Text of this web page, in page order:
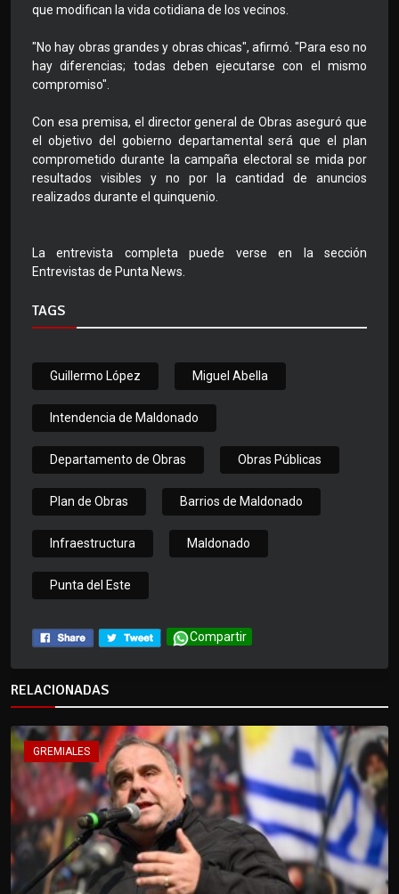
que modifican la vida cotidiana de los vecinos.
"No hay obras grandes y obras chicas", afirmó. "Para eso no
hay diferencias; todas deben ejecutarse con el mismo
compromiso".
Con esa premisa, el director general de Obras aseguró que
el objetivo del gobierno departamental será que el plan
comprometido durante la campaña electoral se mida por
resultados visibles y no por la cantidad de anuncios
realizados durante el quinquenio.
La entrevista completa puede verse en la sección
Entrevistas de Punta News.
TAGS
Guillermo López Miguel Abella
Intendencia de Maldonado
Departamento de Obras Obras Públicas
Plan de Obras Barrios de Maldonado
Infraestructura Maldonado
Punta del Este
Compartir
RELACIONADAS
GREMIALES